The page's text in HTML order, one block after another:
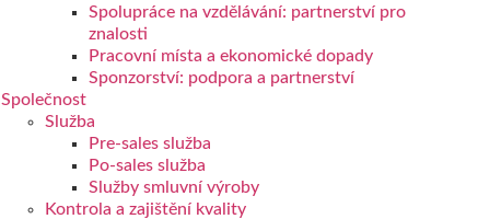
Spolupráce na vzdělávání: partnerství pro
znalosti
Pracovní místa a ekonomické dopady
Sponzorství: podpora a partnerství
Společnost
Služba
Pre-sales služba
Po-sales služba
Služby smluvní výroby
Kontrola a zajištění kvality